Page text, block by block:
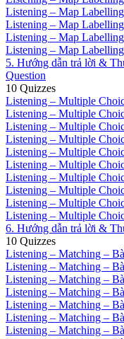
Listening – Map
Listening – Map
Listening – Map
Listening – Map
5. Hướng dẫn trả lời &
Question
10 Quizzes
Listening – Multiple
Listening – Multiple
Listening – Multiple
Listening – Multiple
Listening – Multiple
Listening – Multiple
Listening – Multiple
Listening – Multiple
Listening – Multiple
Listening – Multiple
6. Hướng dẫn trả lời &
10 Quizzes
Listening – Matching –
Listening – Matching –
Listening – Matching –
Listening – Matching –
Listening – Matching –
Listening – Matching –
Listening – Matching –